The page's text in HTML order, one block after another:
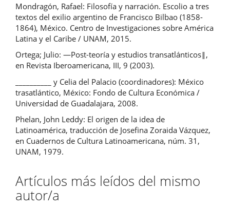
Mondragón, Rafael: Filosofía y narración. Escolio a tres
textos del exilio argentino de Francisco Bilbao (1858-
1864), México. Centro de Investigaciones sobre América
Latina y el Caribe / UNAM, 2015.
Ortega; Julio: ―Post-teoría y estudios transatlánticos‖,
en Revista Iberoamericana, III, 9 (2003).
__________ y Celia del Palacio (coordinadores): México
trasatlántico, México: Fondo de Cultura Económica /
Universidad de Guadalajara, 2008.
Phelan, John Leddy: El origen de la idea de
Latinoamérica, traducción de Josefina Zoraida Vázquez,
en Cuadernos de Cultura Latinoamericana, núm. 31,
UNAM, 1979.
Artículos más leídos del mismo
autor/a